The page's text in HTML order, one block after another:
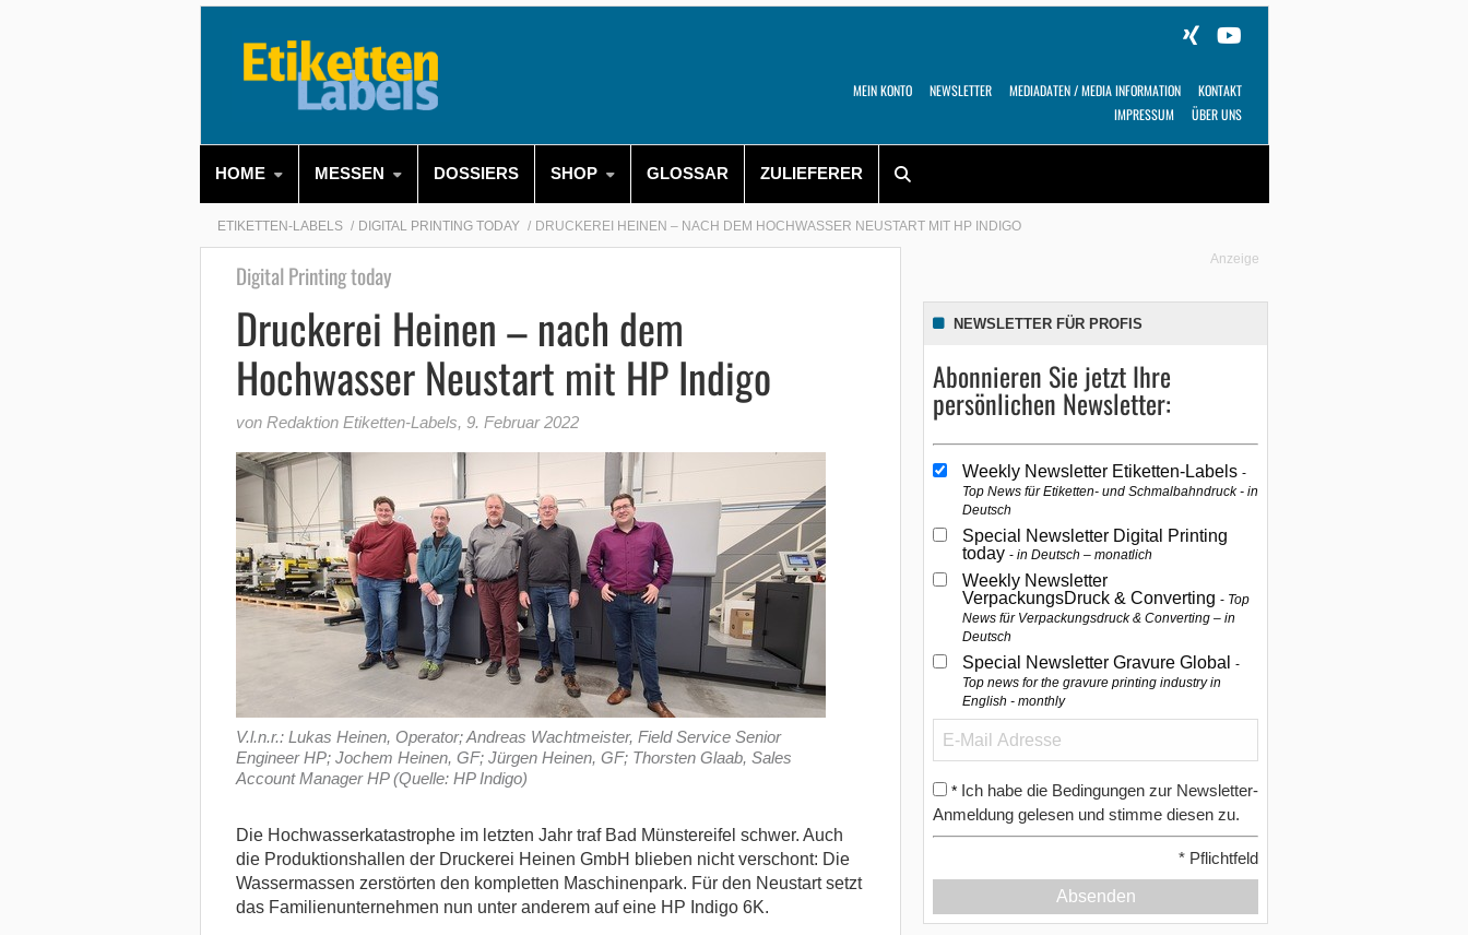
MEIN KONTO NEWSLETTER MEDIADATEN / MEDIA INFORMATION
KONTAKT
IMPRESSUM
ÜBER UNS
HOME MESSEN DOSSIERS SHOP GLOSSAR ZULIEFERER
ETIKETTEN-LABELS DIGITAL PRINTING TODAY DRUCKEREI HEINEN – NACH DEM HOCHWASSER NEUSTART MIT HP INDIGO
Digital Printing today
Druckerei Heinen – nach dem
Hochwasser Neustart mit HP Indigo
von Redaktion Etiketten-Labels, 9. Februar 2022
V.l.n.r.: Lukas Heinen, Operator; Andreas Wachtmeister, Field Service Senior
Engineer HP; Jochem Heinen, GF; Jürgen Heinen, GF; Thorsten Glaab, Sales
Account Manager HP (Quelle: HP Indigo)
Die Hochwasserkatastrophe im letzten Jahr traf Bad Münstereifel schwer. Auch
die Produktionshallen der Druckerei Heinen GmbH blieben nicht verschont: Die
Wassermassen zerstörten den kompletten Maschinenpark. Für den Neustart setzt
das Familienunternehmen nun unter anderem auf eine HP Indigo 6K.
Anzeige
NEWSLETTER FÜR PROFIS
Abonnieren Sie jetzt Ihre
persönlichen Newsletter:
Weekly Newsletter Etiketten-Labels
Top News für Etiketten- und Schmalbahndruck - in
Deutsch
Special Newsletter Digital Printing
today in Deutsch – monatlich
Weekly Newsletter
VerpackungsDruck & Converting Top
News für Verpackungsdruck & Converting – in
Deutsch
Special Newsletter Gravure Global
Top news for the gravure printing industry in
English - monthly
* Ich habe die Bedingungen zur Newsletter-
Anmeldung gelesen und stimme diesen zu.
* Pflichtfeld
Absenden